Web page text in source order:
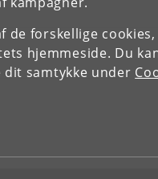
de forskellige
hjemmeside. Du
samtykke under